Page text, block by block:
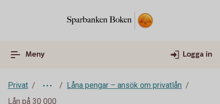
Meny Logga in
Privat
Låna pengar – ansök om privatlån
Lån på 30 000